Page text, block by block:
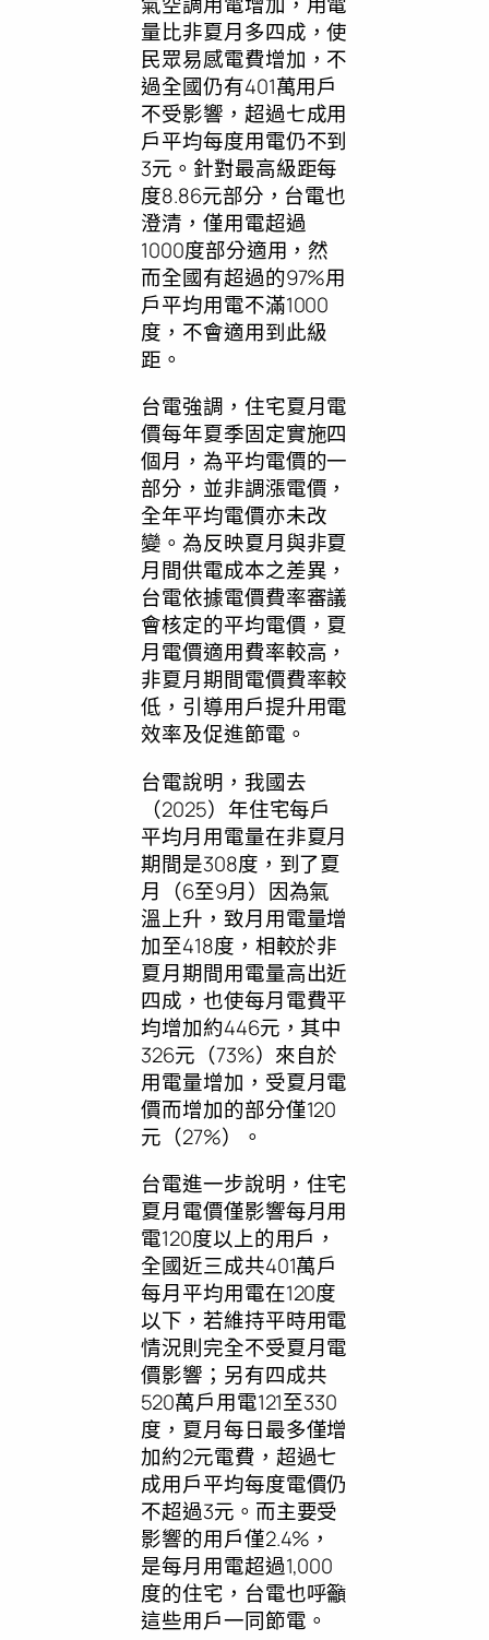
量比非夏月多四成，使
民眾易感電費增加，不
過全國仍有401萬用戶
不受影響，超過七成用
戶平均每度用電仍不到
3元。針對最高級距每
度8.86元部分，台電也
澄清，僅用電超過
1000度部分適用，然
而全國有超過的97%用
戶平均用電不滿1000
度，不會適用到此級
距。
台電強調，住宅夏月電
價每年夏季固定實施四
個月，為平均電價的一
部分，並非調漲電價，
全年平均電價亦未改
變。為反映夏月與非夏
月間供電成本之差異，
台電依據電價費率審議
會核定的平均電價，夏
月電價適用費率較高，
非夏月期間電價費率較
低，引導用戶提升用電
效率及促進節電。
台電說明，我國去
（2025）年住宅每戶
平均月用電量在非夏月
期間是308度，到了夏
月（6至9月）因為氣
溫上升，致月用電量增
加至418度，相較於非
夏月期間用電量高出近
四成，也使每月電費平
均增加約446元，其中
326元（73%）來自於
用電量增加，受夏月電
價而增加的部分僅120
元（27%）。
台電進一步說明，住宅
夏月電價僅影響每月用
電120度以上的用戶，
全國近三成共401萬戶
每月平均用電在120度
以下，若維持平時用電
情況則完全不受夏月電
價影響；另有四成共
520萬戶用電121至330
度，夏月每日最多僅增
加約2元電費，超過七
成用戶平均每度電價仍
不超過3元。而主要受
影響的用戶僅2.4%，
是每月用電超過1,000
度的住宅，台電也呼籲
這些用戶一同節電。